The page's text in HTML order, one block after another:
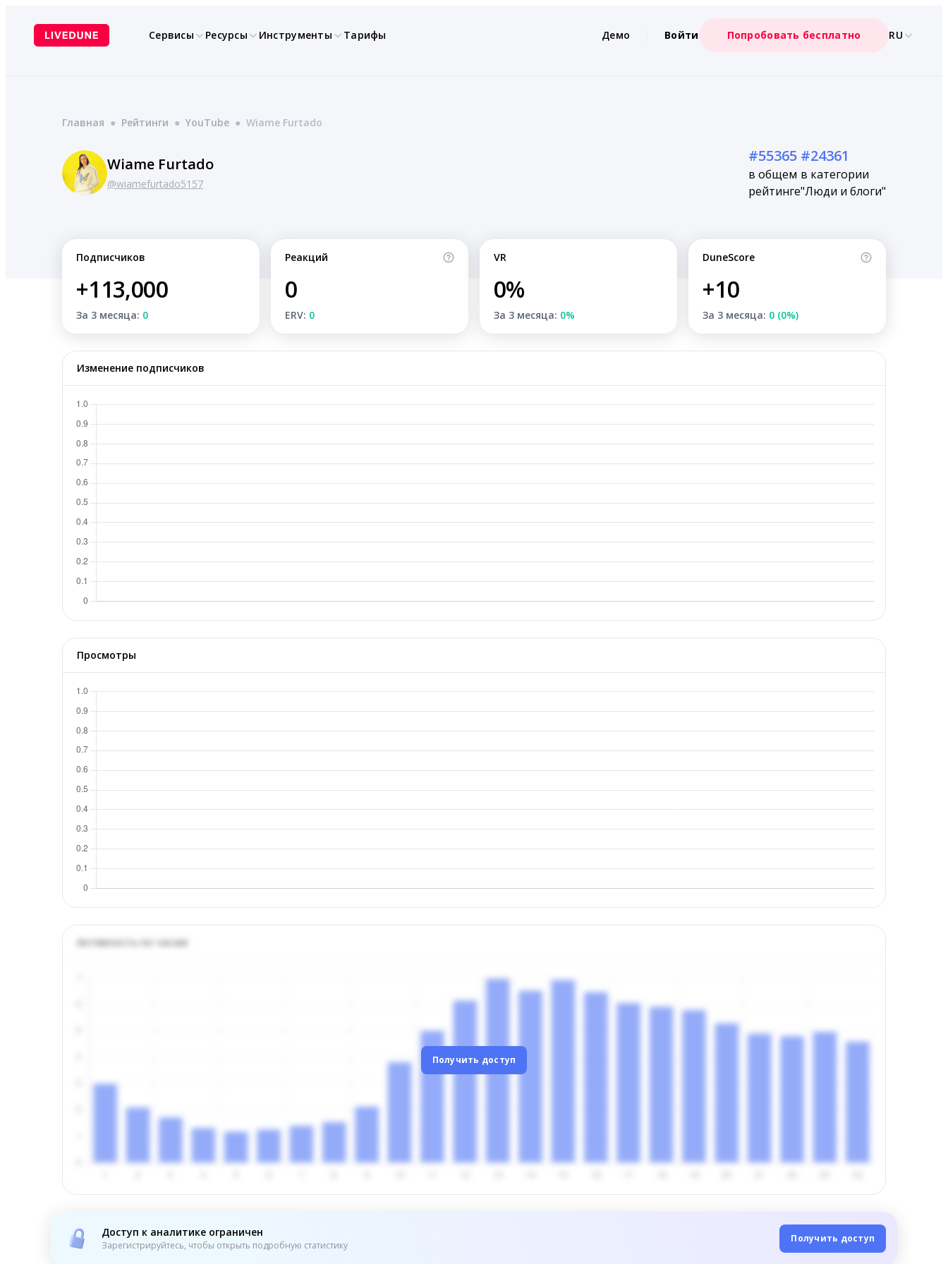
содержимому
Сервисы Ресурсы Инструменты Тарифы Демо Войти Попробовать бесплатно RU
Главная ● Рейтинги ● YouTube ● Wiame Furtado
Wiame Furtado
@wiamefurtado5157
#55365
в общем
рейтинге
#24361
в категории
"Люди и блоги"
Подписчиков
+113,000
За 3 месяца: 0
Реакций
0
ERV: 0
VR
0%
За 3 месяца: 0%
DuneScore
+10
За 3 месяца: 0 (0%)
Изменение подписчиков
Просмотры
Активность по часам
Получить доступ
Доступ к аналитике ограничен
Зарегистрируйтесь, чтобы открыть подробную статистику
Получить доступ